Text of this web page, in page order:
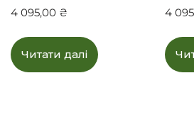
4 095,00 ₴
Читати далі
4